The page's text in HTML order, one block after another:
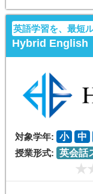
英語学習を、最短
Hybrid English
対象学年: 小 中
授業形式: 英会話